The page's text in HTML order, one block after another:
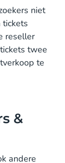
niet
tickets
reseller
twee
te
&
andere